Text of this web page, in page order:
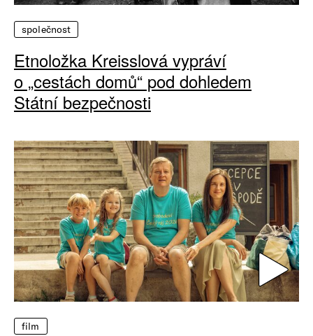
společnost
Etnoložka Kreisslová vypráví
o „cestách domů“ pod dohledem
Státní bezpečnosti
film